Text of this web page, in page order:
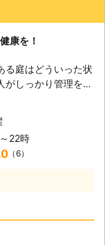
が悪くなるとその
健康に悪いために排
いことです。剪定と
題を防ぐためのもの
康管理なのです。だ
術を持つ業者に任せ
。木楽社は十分その
信頼してご依頼いた
康を！
る庭はどういった状
がしっかり管理をし
らしいものです。反
ていない庭は雑草な
も素晴らしいとも言
。庭にあるものは
22時
（6）